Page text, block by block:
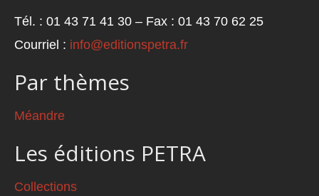
Tél. : 01 43 71 41 30 – Fax : 01 43 70 62 25
Courriel : info@editionspetra.fr
Par thèmes
Méandre
Les éditions PETRA
Collections